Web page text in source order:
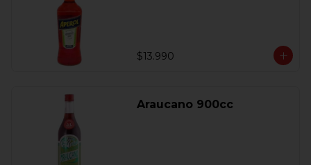
$13.990
Araucano 900cc